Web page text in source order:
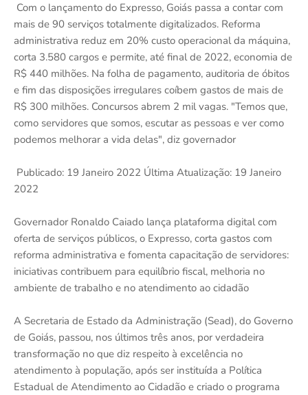
Com o lançamento do Expresso, Goiás passa a contar com
mais de 90 serviços totalmente digitalizados. Reforma
administrativa reduz em 20% custo operacional da máquina,
corta 3.580 cargos e permite, até final de 2022, economia de
R$ 440 milhões. Na folha de pagamento, auditoria de óbitos
e fim das disposições irregulares coíbem gastos de mais de
R$ 300 milhões. Concursos abrem 2 mil vagas. "Temos que,
como servidores que somos, escutar as pessoas e ver como
podemos melhorar a vida delas", diz governador
Publicado: 19 Janeiro 2022 Última Atualização: 19 Janeiro
2022
Governador Ronaldo Caiado lança plataforma digital com
oferta de serviços públicos, o Expresso, corta gastos com
reforma administrativa e fomenta capacitação de servidores:
iniciativas contribuem para equilíbrio fiscal, melhoria no
ambiente de trabalho e no atendimento ao cidadão
A Secretaria de Estado da Administração (Sead), do Governo
de Goiás, passou, nos últimos três anos, por verdadeira
transformação no que diz respeito à excelência no
atendimento à população, após ser instituída a Política
Estadual de Atendimento ao Cidadão e criado o programa